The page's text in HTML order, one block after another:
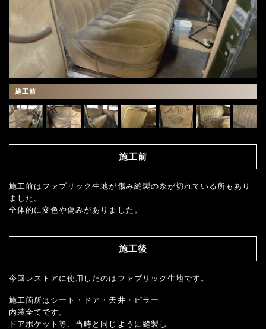
施工前
施工前
施工前はファブリック生地が傷み縫製の糸が切れている所もあり
ました。
全体的に変色や傷みがありました。
施工後
今回レストアに使用したのはファブリック生地です。
施工箇所はシート・ドア・天井・ピラー
内装全てです。
ドアポケット等、当時と同じように縫製し